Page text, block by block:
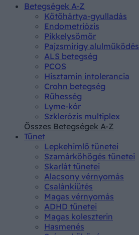
Betegségek A-Z
Kötőhártya-gyulladás
Endometriózis
Pikkelysömör
Pajzsmirigy alulműködés
ALS betegség
PCOS
Hisztamin intolerancia
Crohn betegség
Rühesség
Lyme-kór
Szklerózis multiplex
Összes Betegségek A-Z
Tünet
Lepkehimlő tünetei
Szamárköhögés tünetei
Skarlát tünetei
Alacsony vérnyomás
Csalánkiütés
Magas vérnyomás
ADHD tünetei
Magas koleszterin
Hasmenés